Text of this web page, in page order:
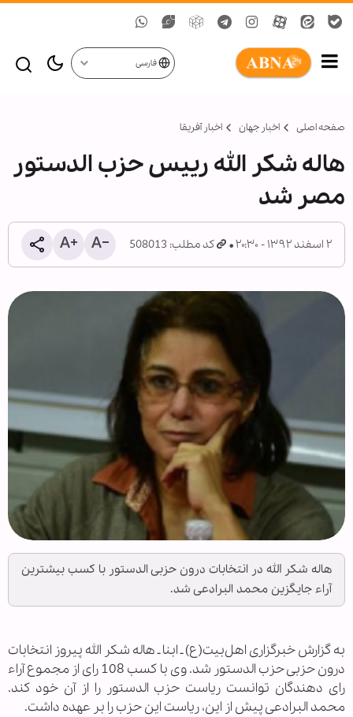
فارسی
صفحه اصلی اخبار جهان اخبار آفریقا
هاله شکر الله رییس حزب الدستور
مصر شد
۲ اسفند ۱۳۹۲ - ۲۰:۳۰ کد مطلب: 508013
هاله شکر الله در انتخابات درون حزبی الدستور با کسب بیشترین
آراء جایگزین محمد البرادعی شد.
به گزارش خبرگزاری اهل‌بیت(ع) ـ ابنا ـ هاله شکر الله پیروز انتخابات
درون حزبی حزب الدستور شد. وی با کسب 108 رای از مجموع آراء
رای دهندگان توانست ریاست حزب الدستور را از آن خود کند.
محمد البرادعی پیش از این، ریاست این حزب را بر عهده داشت.